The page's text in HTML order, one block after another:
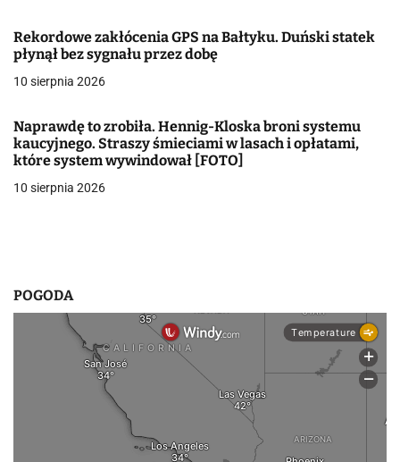
p
i
u
Rekordowe zakłócenia GPS na Bałtyku. Duński statek
płynął bez sygnału przez dobę
10 sierpnia 2026
Naprawdę to zrobiła. Hennig-Kloska broni systemu
kaucyjnego. Straszy śmieciami w lasach i opłatami,
które system wywindował [FOTO]
10 sierpnia 2026
POGODA